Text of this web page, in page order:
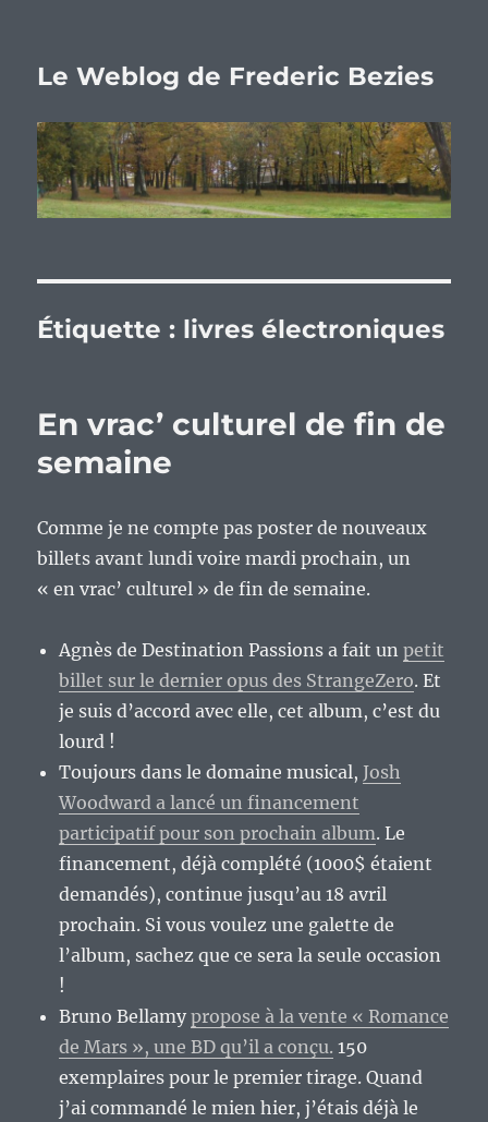
Le Weblog de Frederic Bezies
Étiquette : livres électroniques
En vrac’ culturel de fin de
semaine
Comme je ne compte pas poster de nouveaux
billets avant lundi voire mardi prochain, un
« en vrac’ culturel » de fin de semaine.
Agnès de Destination Passions a fait unpetit
billet sur le dernier opus des StrangeZero. Et
je suis d’accord avec elle, cet album, c’est du
lourd !
Toujours dans le domaine musical, Josh
Woodward a lancé un financement
participatif pour son prochain album. Le
financement, déjà complété (1000$ étaient
demandés), continue jusqu’au 18 avril
prochain. Si vous voulez une galette de
l’album, sachez que ce sera la seule occasion
!
Bruno Bellamypropose à la vente « Romance
de Mars », une BD qu’il a conçu. 150
exemplaires pour le premier tirage. Quand
j’ai commandé le mien hier, j’étais déjà le